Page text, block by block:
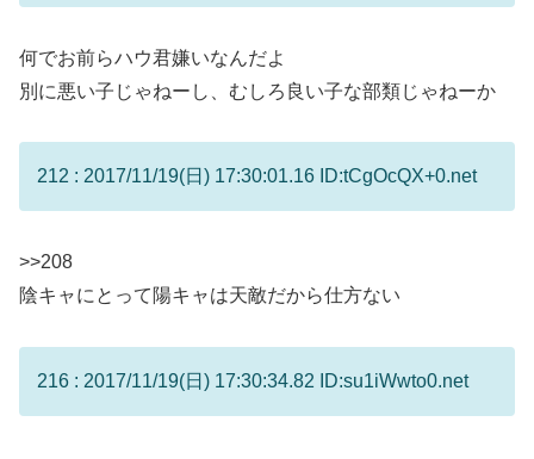
何でお前らハウ君嫌いなんだよ
別に悪い子じゃねーし、むしろ良い子な部類じゃねーか
212 : 2017/11/19(日) 17:30:01.16 ID:tCgOcQX+0.net
>>208
陰キャにとって陽キャは天敵だから仕方ない
216 : 2017/11/19(日) 17:30:34.82 ID:su1iWwto0.net